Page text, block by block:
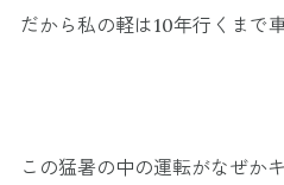
だから私の軽は10年行くまで
この猛暑の中の運転がなぜか